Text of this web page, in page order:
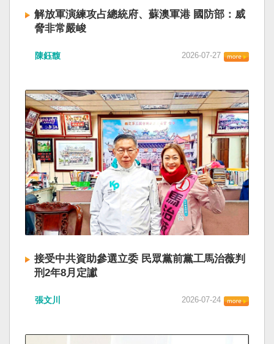
解放軍演練攻占總統府、蘇澳軍港 國防部：威
脅非常嚴峻
陳鈺馥 2026-07-27
接受中共資助參選立委 民眾黨前黨工馬治薇判
刑2年8月定讞
張文川 2026-07-24